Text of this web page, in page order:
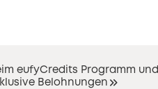
eufyCredits Programm und
Belohnungen